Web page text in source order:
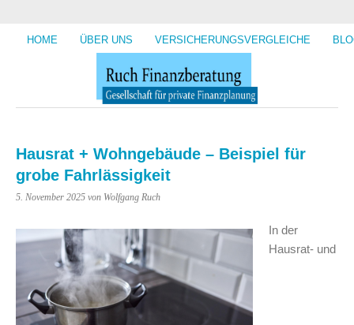
HOME ÜBER UNS VERSICHERUNGSVERGLEICHE
Hausrat + Wohngebäude – Beispiel für
grobe Fahrlässigkeit
5. November 2025 von Wolfgang Ruch
In der
Hausrat- und